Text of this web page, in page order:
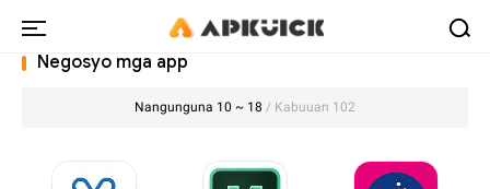
Negosyo mga app
Nangunguna 10 ~ 18 / Kabuuan 102